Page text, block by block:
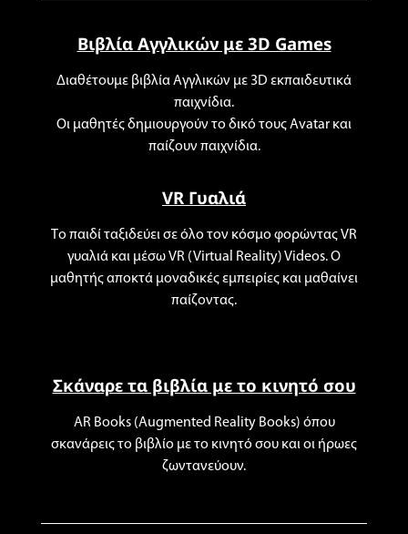
Βιβλία Αγγλικών με 3D Games
Διαθέτουμε βιβλία Αγγλικών με 3D εκπαιδευτικά
παιχνίδια.
Οι μαθητές δημιουργούν το δικό τους Avatar και
παίζουν παιχνίδια.
VR Γυαλιά
Το παιδί ταξιδεύει σε όλο τον κόσμο φορώντας VR
γυαλιά και μέσω VR (Virtual Reality) Videos. Ο
μαθητής αποκτά μοναδικές εμπειρίες και μαθαίνει
παίζοντας.
Σκάναρε τα βιβλία με το κινητό σου
AR Books (Augmented Reality Books) όπου
σκανάρεις το βιβλίο με το κινητό σου και οι ήρωες
ζωντανεύουν.